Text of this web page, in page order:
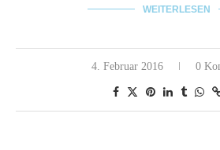
WEITERLESEN
4. Februar 2016 0